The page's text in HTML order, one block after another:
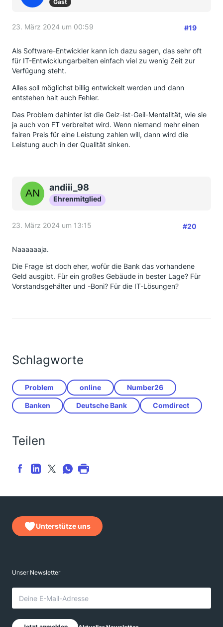
Gast
23. März 2024 um 00:59 #19
Als Software-Entwickler kann ich dazu sagen, das sehr oft
für IT-Entwicklungarbeiten einfach viel zu wenig Zeit zur
Verfügung steht.
Alles soll möglichst billig entwickelt werden und dann
entstehen halt auch Fehler.
Das Problem dahinter ist die Geiz-ist-Geil-Mentalität, wie sie
ja auch von FT verbreitet wird. Wenn niemand mehr einen
fairen Preis für eine Leistung zahlen will, dann wird die
Leistung auch in der Qualität sinken.
andiii_98
Ehrenmitglied
23. März 2024 um 13:15 #20
Naaaaaaja.
Die Frage ist doch eher, wofür die Bank das vorhandene
Geld ausgibt. Für ein großes Gebäude in bester Lage? Für
Vorstandsgehälter und -Boni? Für die IT-Lösungen?
Schlagworte
Problem online Number26
Banken Deutsche Bank Comdirect
Teilen
Unterstütze uns